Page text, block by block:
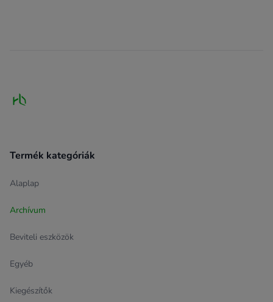
Termék kategóriák
Alaplap
Archívum
Beviteli eszközök
Egyéb
Kiegészítők